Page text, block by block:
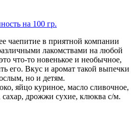
на 100 гр.
чаепитие в приятной компании
лакомствами на любой
что-то новенькое и необычное,
его. Вкус и аромат такой выпечки
но и детям.
яйцо куриное, масло сливочное,
сахар, дрожжи сухие, клюква с/м.